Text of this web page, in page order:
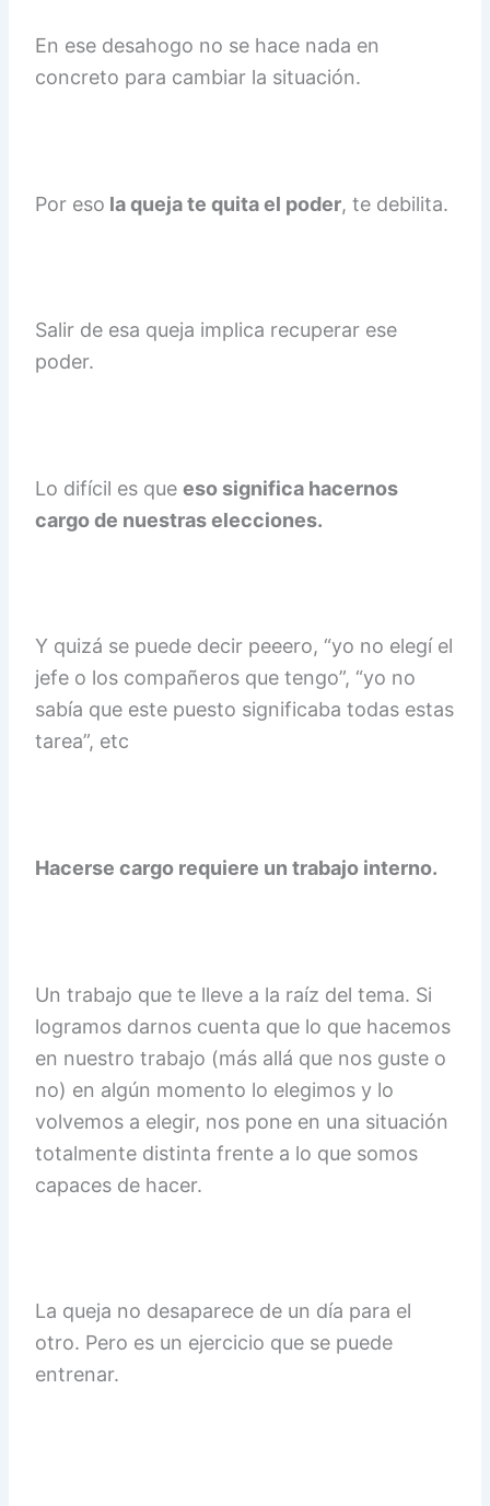
En ese desahogo no se hace nada en
concreto para cambiar la situación.
Por eso la queja te quita el poder, te debilita.
Salir de esa queja implica recuperar ese
poder.
Lo difícil es queeso significa hacernos
cargo de nuestras elecciones.
Y quizá se puede decir peeero, “yo no elegí el
jefe o los compañeros que tengo”, “yo no
sabía que este puesto significaba todas estas
tarea”, etc
Hacerse cargo requiere un trabajo interno.
Un trabajo que te lleve a la raíz del tema. Si
logramos darnos cuenta que lo que hacemos
en nuestro trabajo (más allá que nos guste o
no) en algún momento lo elegimos y lo
volvemos a elegir, nos pone en una situación
totalmente distinta frente a lo que somos
capaces de hacer.
La queja no desaparece de un día para el
otro. Pero es un ejercicio que se puede
entrenar.